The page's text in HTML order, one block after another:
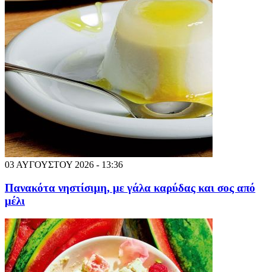
03 ΑΥΓΟΥΣΤΟΥ 2026 - 13:36
Πανακότα νηστίσιμη, με γάλα καρύδας και σος από
μέλι